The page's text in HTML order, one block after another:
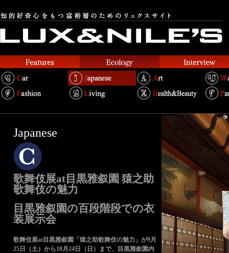
Japanese
歌舞伎展at目黒雅叙園 猿之助
歌舞伎の魅力
目黒雅叙園の百段階段での衣
装展示会
歌舞伎展at目黒雅叙園「猿之助歌舞伎の魅力」が9月
25日（土）から10月24日（日）まで、目黒雅叙園内